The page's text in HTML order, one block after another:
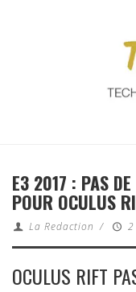
E3 2017 : PAS DE
POUR OCULUS
La Redaction /
OCULUS RIFT